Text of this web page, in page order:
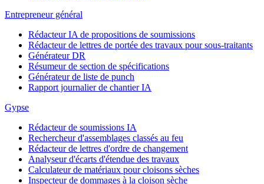
Entrepreneur général
Rédacteur IA de propositions de soumissions
Rédacteur de lettres de portée des travaux pour sous-traitants
Générateur DR
Résumeur de section de spécifications
Générateur de liste de punch
Rapport journalier de chantier IA
Gypse
Rédacteur de soumissions IA
Rechercheur d'assemblages classés au feu
Rédacteur de lettres d'ordre de changement
Analyseur d'écarts d'étendue des travaux
Calculateur de matériaux pour cloisons sèches
Inspecteur de dommages à la cloison sèche